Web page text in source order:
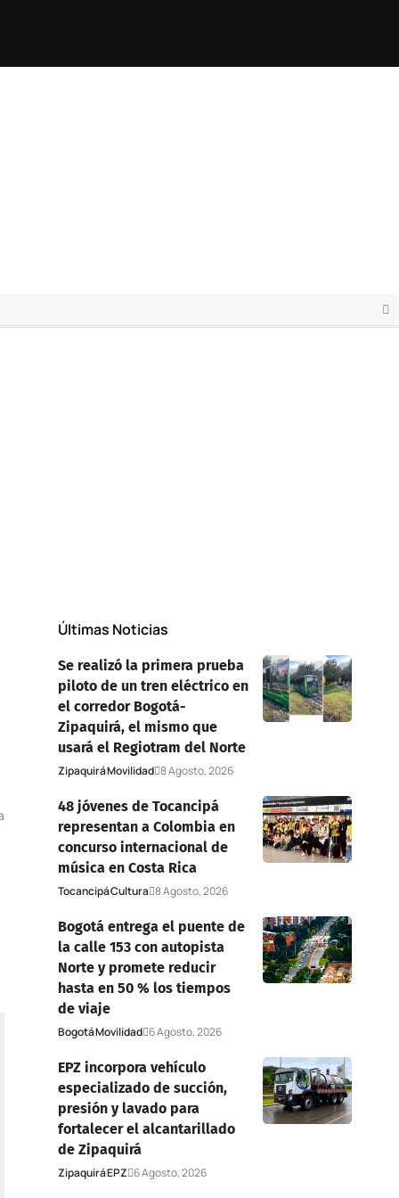
Últimas Noticias
Se realizó la primera prueba
piloto de un tren eléctrico en
el corredor Bogotá-
Zipaquirá, el mismo que
usará el Regiotram del Norte
ZipaquiráMovilidad 8 Agosto, 2026
48 jóvenes de Tocancipá
representan a Colombia en
concurso internacional de
música en Costa Rica
TocancipáCultura 8 Agosto, 2026
Bogotá entrega el puente de
la calle 153 con autopista
Norte y promete reducir
hasta en 50 % los tiempos
de viaje
BogotáMovilidad 6 Agosto, 2026
EPZ incorpora vehículo
especializado de succión,
presión y lavado para
fortalecer el alcantarillado
de Zipaquirá
ZipaquiráEPZ 6 Agosto, 2026